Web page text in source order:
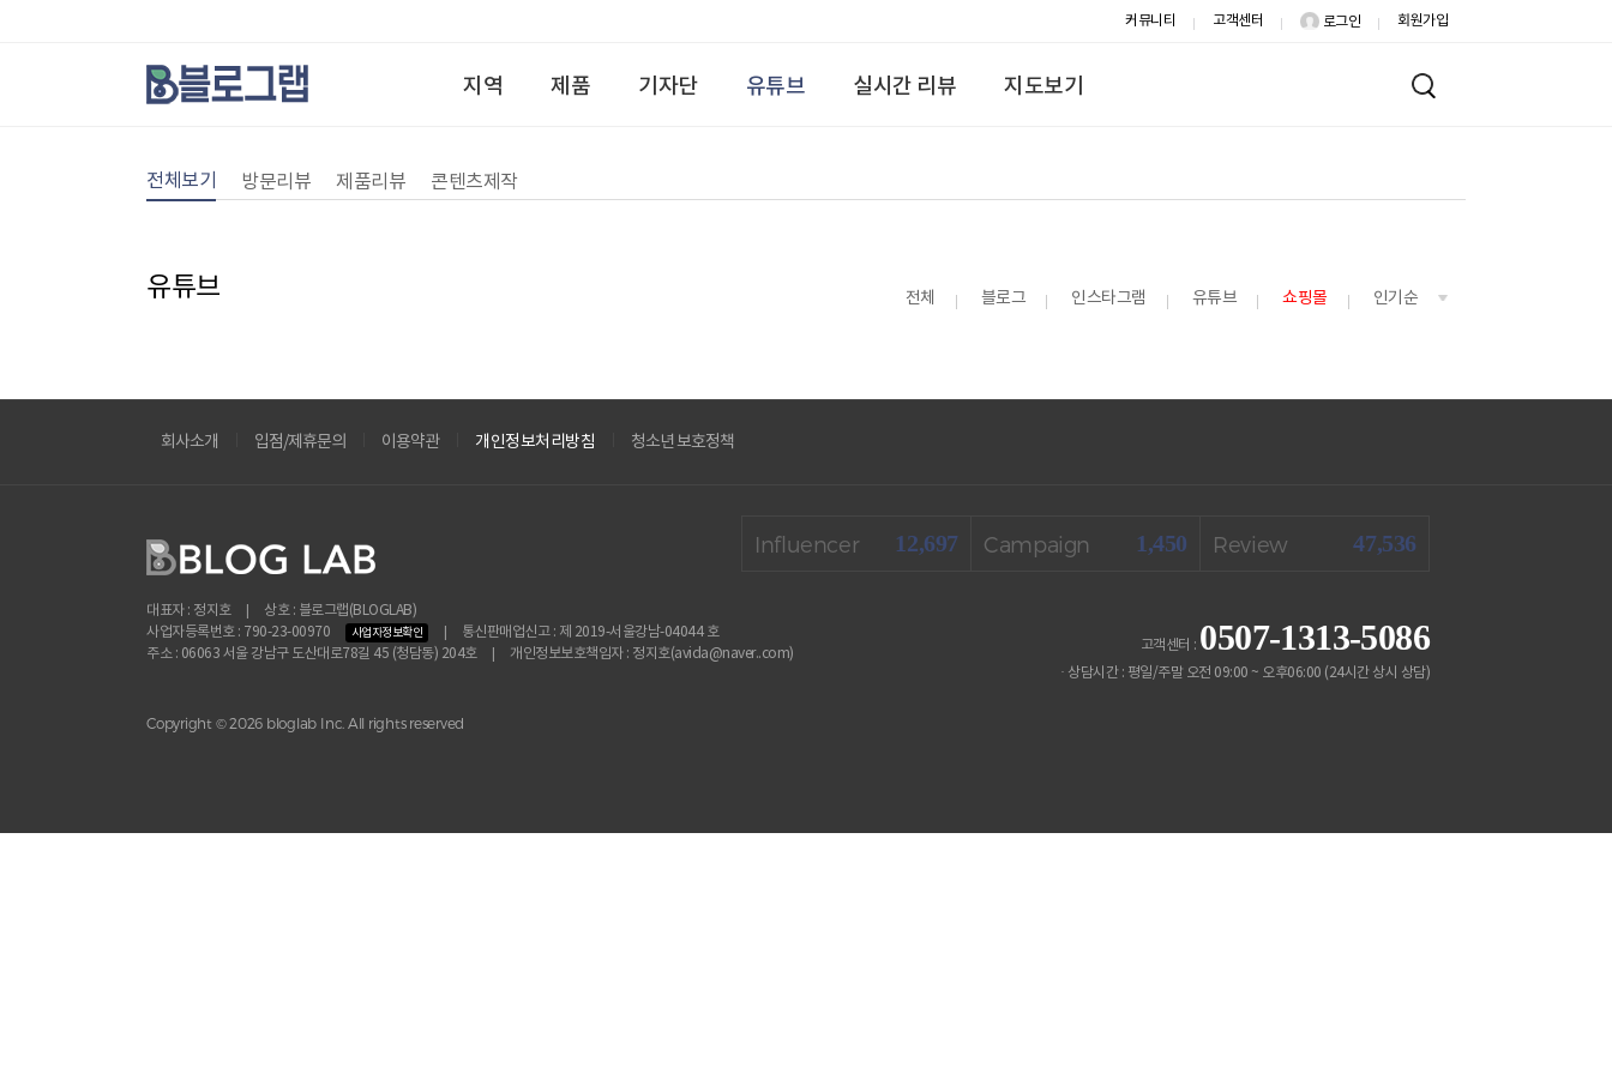
커뮤니티 고객센터 로그인 회원가입
지역 제품 기자단 유튜브 실시간 리뷰 지도보기
전체보기 방문리뷰 제품리뷰 콘텐츠제작
유튜브 전체 블로그 인스타그램 유튜브 쇼핑몰 인기순
회사소개 입점/제휴문의 이용약관 개인정보처리방침 청소년 보호정책
대표자 : 정지호
상호 : 블로그랩(BLOGLAB)
사업자등록번호 : 790-23-00970
사업자정보확인
통신판매업신고 : 제 2019-서울강남-04044 호
주소 : 06063 서울 강남구 도산대로78길 45 (청담동) 204호
개인정보보호책임자 : 정지호(avida@naver..com)
Copyright © 2026 bloglab Inc. All rights reserved
Influencer 12,697 Campaign 1,450 Review 47,536
고객센터 : 0507-1313-5086
· 상담시간 : 평일/주말 오전 09:00 ~ 오후06:00 (24시간 상시 상담)